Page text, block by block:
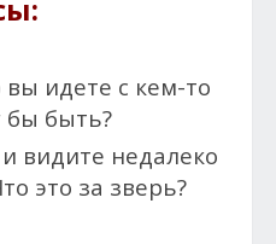
вы идете с кем-то
бы быть?
видите недалеко
это за зверь?